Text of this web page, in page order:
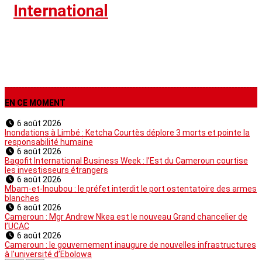
International
EN CE MOMENT
6 août 2026
Inondations à Limbé : Ketcha Courtès déplore 3 morts et pointe la
responsabilité humaine
6 août 2026
Bagofit International Business Week : l’Est du Cameroun courtise
les investisseurs étrangers
6 août 2026
Mbam-et-Inoubou : le préfet interdit le port ostentatoire des armes
blanches
6 août 2026
Cameroun : Mgr Andrew Nkea est le nouveau Grand chancelier de
l’UCAC
6 août 2026
Cameroun : le gouvernement inaugure de nouvelles infrastructures
à l’université d’Ebolowa